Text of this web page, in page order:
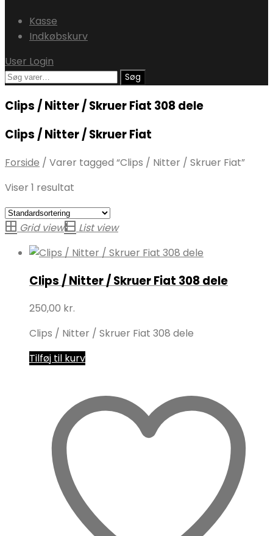
Kasse
Indkøbskurv
User Login
Søg
Søg
Clips / Nitter / Skruer Fiat 308 dele
Clips / Nitter / Skruer Fiat
Forside / Varer tagged “Clips / Nitter / Skruer Fiat”
Viser 1 resultat
Grid view List view
Clips / Nitter / Skruer Fiat 308 dele
250,00 kr.
Clips / Nitter / Skruer Fiat 308 dele
Tilføj til kurv